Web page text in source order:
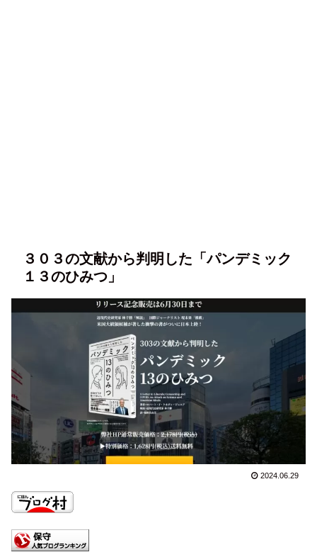
３０３の文献から判明した「パンデミック
１３のひみつ」
2024.06.29